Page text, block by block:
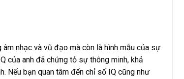
nhạc và vũ đạo mà còn là hình mẫu của sự
của anh đã chứng tỏ sự thông minh, khả
Nếu bạn quan tâm đến chỉ số IQ cũng như